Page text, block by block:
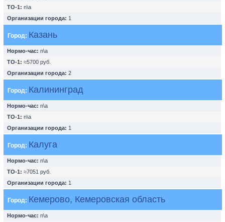
ТО-1: n\a
Организации города: 1
Город: Казань
Нормо-час: n\a
ТО-1: ≈5700 руб.
Организации города: 2
Город: Калининград
Нормо-час: n\a
ТО-1: n\a
Организации города: 1
Город: Калуга
Нормо-час: n\a
ТО-1: ≈7051 руб.
Организации города: 1
Город: Кемерово, Кемеровская область
Нормо-час: n\a